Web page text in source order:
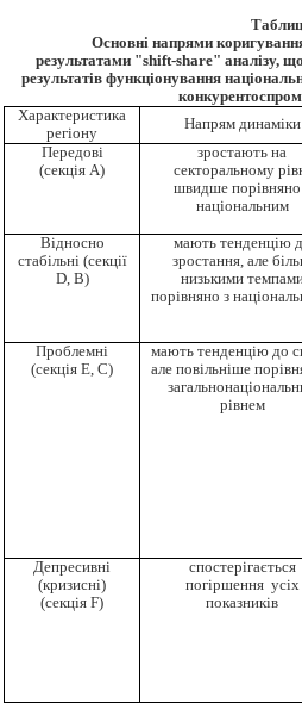
Основні напрями
результатами "shift-share" аналізу,
результатів функціонування
Характеристика
регіону
Напрям динаміки
Передові
(секція A)
зростають на
секторальному
швидше порівняно
національним
Відносно
стабільні (секції
D, B)
мають тенденцію
зростання, але
низькими
порівняно з
Проблемні
(секція E, C)
мають тенденцію до
але повільніше
рівнем
Депресивні
(кризисні)
(секція F)
спостерігається
погіршення усіх
показників